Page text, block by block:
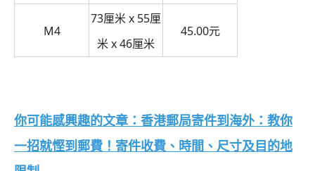
M4
73厘米 x 55厘
米 x 46厘米
45.00元
你可能感興趣的文章：香港郵局寄件到海外：教你
一招就慳到郵費！寄件收費、時間、尺寸及目的地